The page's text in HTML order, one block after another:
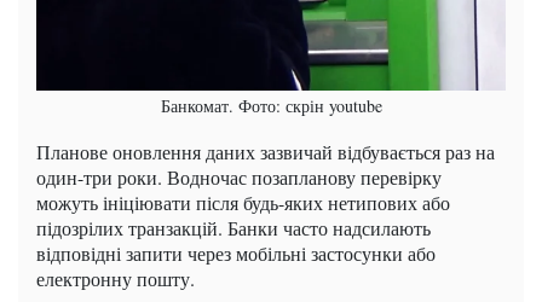
Банкомат. Фото: скрін youtube
Планове оновлення даних зазвичай відбувається раз на
один-три роки. Водночас позапланову перевірку
можуть ініціювати після будь-яких нетипових або
підозрілих транзакцій. Банки часто надсилають
відповідні запити через мобільні застосунки або
електронну пошту.